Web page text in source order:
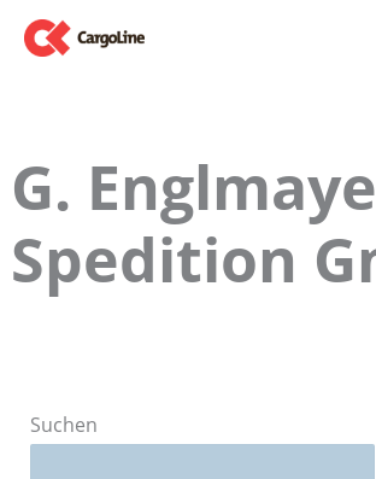
Zum
Inhalt
G.
Spedition
Suchen